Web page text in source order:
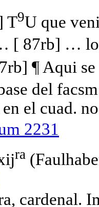
T9U que
[ 87rb] … los
¶ Aqui
del
en el cuad.
2231
ra
cardenal.